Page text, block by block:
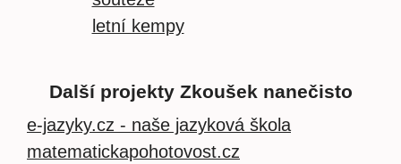
letní kempy
Další projekty Zkoušek nanečisto
e-jazyky.cz - naše jazyková škola
matematickapohotovost.cz